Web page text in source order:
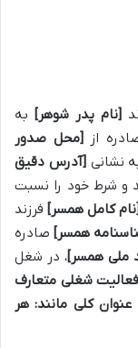
[نام پدر شوهر] به
از [محل صدور
نشانی [آدرس دقیق
و شرط خود را نسبت
[نام کامل همسر] فرزند
همسر] صادره
ملی همسر]، در شغل
شغلی متعارف
کلی مانند: هر